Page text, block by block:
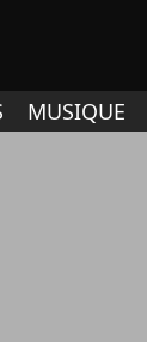
MUSIQUE